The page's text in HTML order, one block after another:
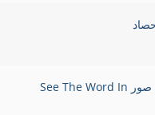
شاهد الكلمة في صور See The Word In